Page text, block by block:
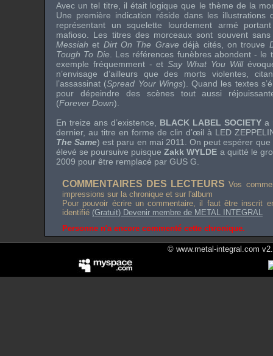
Avec un tel titre, il était logique que le thème de la
Une première indication réside dans les
représentant un squelette lourdement armé
mafioso . Les titres des morceaux sont souvent
Messiah et Dirt On The Grave déjà cités, on trouve
Tough To Die . Les références funèbres abondent -
exemple fréquemment - etSay What You Will
n’envisage d’ailleurs que des morts violentes,
l’assassinat (Spread Your Wings). Quand les textes
pour dépeindre des scènes tout aussi
(Forever Down).
En treize ans d’existence, BLACK LABEL SOCIETY a
dernier, au titre en forme de clin d’œil à LED
The Same) est paru en mai 2011. On peut espérer que
élevé se poursuive puisqueZakk WYLDE a quitté le
2009 pour être remplacé par GUS G
COMMENTAIRES DES LECTEURS Vos
impressions sur la chronique et sur l'album
Pour pouvoir écrire un commentaire, il faut être inscrit
identifié (Gratuit) Devenir membre de METAL INTEGRAL
Personne n'a encore commenté cette chronique.
© www.metal-integral.com